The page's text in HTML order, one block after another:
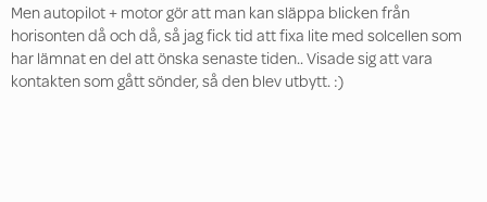
Men autopilot + motor gör att man kan släppa blicken från
horisonten då och då, så jag fick tid att fixa lite med solcellen som
har lämnat en del att önska senaste tiden.. Visade sig att vara
kontakten som gått sönder, så den blev utbytt. :)